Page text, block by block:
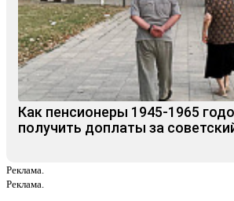
Как пенсионеры 1945-1965
получить доплаты за
Реклама.
Реклама.